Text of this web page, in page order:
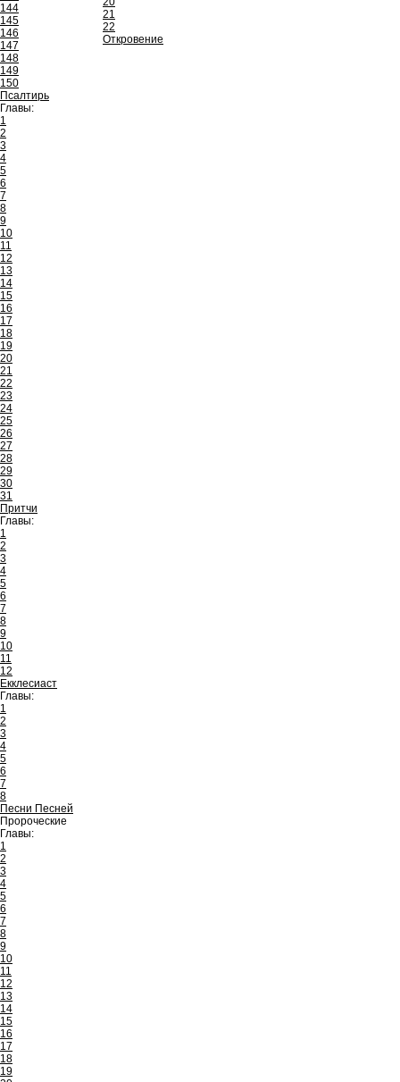
144
145
146
147
148
149
150
Псалтирь
Главы:
1
2
3
4
5
6
7
8
9
10
11
12
13
14
15
16
17
18
19
20
21
22
23
24
25
26
27
28
29
30
31
Притчи
Главы:
1
2
3
4
5
6
7
8
9
10
11
12
Екклесиаст
Главы:
1
2
3
4
5
6
7
8
Песни Песней
Пророческие
Главы:
1
2
3
4
5
6
7
8
9
10
11
12
13
14
15
16
17
18
19
21
22
Откровение